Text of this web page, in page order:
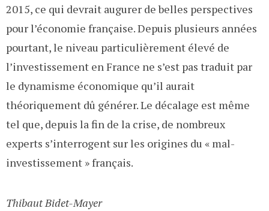
2015, ce qui devrait augurer de belles perspectives
pour l’économie française. Depuis plusieurs années
pourtant, le niveau particulièrement élevé de
l’investissement en France ne s’est pas traduit par
le dynamisme économique qu’il aurait
théoriquement dû générer. Le décalage est même
tel que, depuis la fin de la crise, de nombreux
experts s’interrogent sur les origines du « mal-
investissement » français.
Thibaut Bidet-Mayer